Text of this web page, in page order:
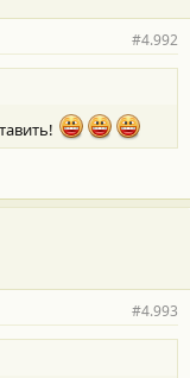
#4.992
#4.993